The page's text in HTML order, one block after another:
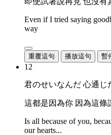
Even if I tried saying
way
重覆這句 播放這句 暫
12
君のせいなんだ 心通
這都是因為你 因為這
Is all because of you,
our hearts...